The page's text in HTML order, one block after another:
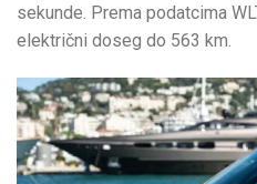
sekunde. Prema podatcima
električni doseg do 563 km.